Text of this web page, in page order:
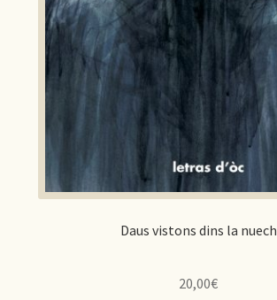
Daus vistons dins la nuech
20,00€